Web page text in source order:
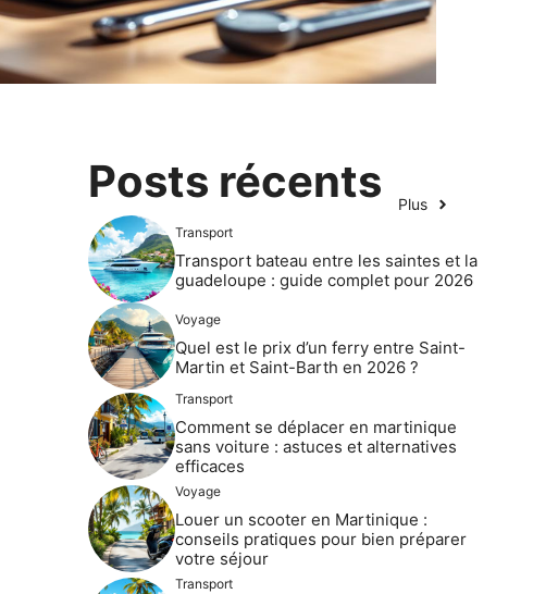
Posts récents Plus
Transport
Transport bateau entre les saintes et la
guadeloupe : guide complet pour 2026
Voyage
Quel est le prix d’un ferry entre Saint-
Martin et Saint-Barth en 2026 ?
Transport
Comment se déplacer en martinique
sans voiture : astuces et alternatives
efficaces
Voyage
Louer un scooter en Martinique :
conseils pratiques pour bien préparer
votre séjour
Transport